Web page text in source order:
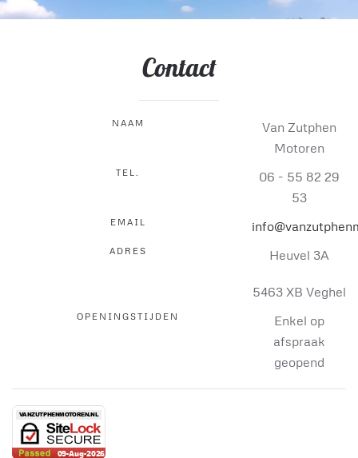
Contact
NAAM
Van Zutphen
Motoren
TEL.
06 - 55 82 29
53
EMAIL
ADRES Heuvel 3A
5463 XB Veghel
OPENINGSTIJDEN
Enkel op
afspraak
geopend